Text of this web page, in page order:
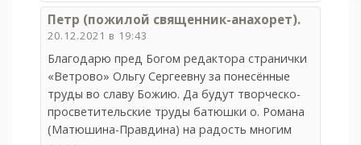
Петр (пожилой священник-анахорет).
20.12.2021 в 19:43
Благодарю пред Богом редактора странички
«Ветрово» Ольгу Сергеевну за понесённые
труды во славу Божию. Да будут творческо-
просветительские труды батюшки о. Романа
(Матюшина-Правдина) на радость многим